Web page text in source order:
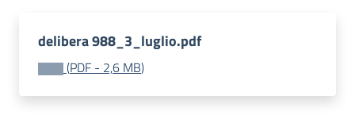
Bandi
delibera 988_3_luglio.pdf
(PDF - 2,6 MB)